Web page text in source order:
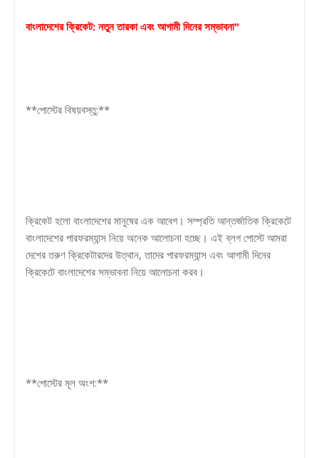
বাংলাদেশের ক্রিকেট: নতুন তারকা এবং আগামী দিনের সম্ভাবনা"
**পোস্টের বিষয়বস্তু:**
ক্রিকেট হলো বাংলাদেশের মানুষের এক আবেগ। সম্প্রতি আন্তর্জাতিক ক্রিকেটে
বাংলাদেশের পারফরম্যান্স নিয়ে অনেক আলোচনা হচ্ছে। এই ব্লগ পোস্টে আমরা
দেশের তরুণ ক্রিকেটারদের উত্থান, তাদের পারফরম্যান্স এবং আগামী দিনের
ক্রিকেটে বাংলাদেশের সম্ভাবনা নিয়ে আলোচনা করব।
**পোস্টের মূল অংশ:**